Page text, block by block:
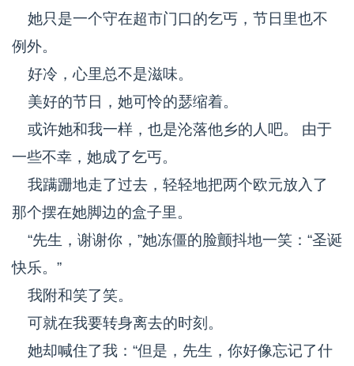
她只是一个守在超市门口的乞丐，节日里也不
例外。
好冷，心里总不是滋味。
美好的节日，她可怜的瑟缩着。
或许她和我一样，也是沦落他乡的人吧。 由于
一些不幸，她成了乞丐。
我蹒跚地走了过去，轻轻地把两个欧元放入了
那个摆在她脚边的盒子里。
“先生，谢谢你，”她冻僵的脸颤抖地一笑：“圣诞
快乐。”
我附和笑了笑。
可就在我要转身离去的时刻。
她却喊住了我：“但是，先生，你好像忘记了什